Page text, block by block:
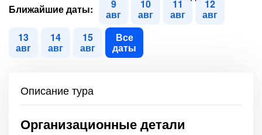
Ближайшие даты: 9
авг
10
авг
11
авг
12
авг
13
авг
14
авг
15
авг
Все
даты
Описание тура
Организационные детали